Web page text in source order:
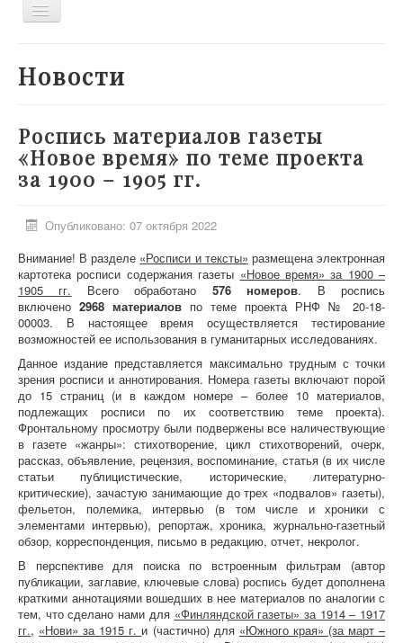
Toggle
О проекте
Приглашенные эксперты
Научная работа
Контакты
Новости
Роспись материалов газеты
«Новое время» по теме проекта
за 1900 – 1905 гг.
Опубликовано: 07 октября 2022
Внимание! В разделе «Росписи и тексты» размещена электронная
картотека росписи содержания газеты «Новое время» за 1900 –
1905 гг. Всего обработано 576 номеров. В роспись
включено 2968 материалов по теме проекта РНФ № 20-18-
00003. В настоящее время осуществляется тестирование
возможностей ее использования в гуманитарных исследованиях.
Данное издание представляется максимально трудным с точки
зрения росписи и аннотирования. Номера газеты включают порой
до 15 страниц (и в каждом номере – более 10 материалов,
подлежащих росписи по их соответствию теме проекта).
Фронтальному просмотру были подвержены все наличествующие
в газете «жанры»: стихотворение, цикл стихотворений, очерк,
рассказ, объявление, рецензия, воспоминание, статья (в их числе
статьи публицистические, исторические, литературно-
критические), зачастую занимающие до трех «подвалов» газеты),
фельетон, полемика, интервью (в том числе и хроники с
элементами интервью), репортаж, хроника, журнально-газетный
обзор, корреспонденция, письмо в редакцию, отчет, некролог.
В перспективе для поиска по встроенным фильтрам (автор
публикации, заглавие, ключевые слова) роспись будет дополнена
краткими аннотациями вошедших в нее материалов по аналогии с
тем, что сделано нами для «Финляндской газеты» за 1914 – 1917
гг., «Нови» за 1915 г. и (частично) для «Южного края» (за март –